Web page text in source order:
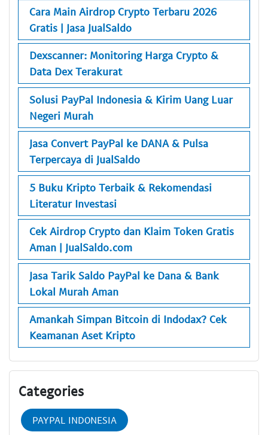
Cara Main Airdrop Crypto Terbaru 2026
Gratis | Jasa JualSaldo
Dexscanner: Monitoring Harga Crypto &
Data Dex Terakurat
Solusi PayPal Indonesia & Kirim Uang Luar
Negeri Murah
Jasa Convert PayPal ke DANA & Pulsa
Terpercaya di JualSaldo
5 Buku Kripto Terbaik & Rekomendasi
Literatur Investasi
Cek Airdrop Crypto dan Klaim Token Gratis
Aman | JualSaldo.com
Jasa Tarik Saldo PayPal ke Dana & Bank
Lokal Murah Aman
Amankah Simpan Bitcoin di Indodax? Cek
Keamanan Aset Kripto
Categories
PAYPAL INDONESIA